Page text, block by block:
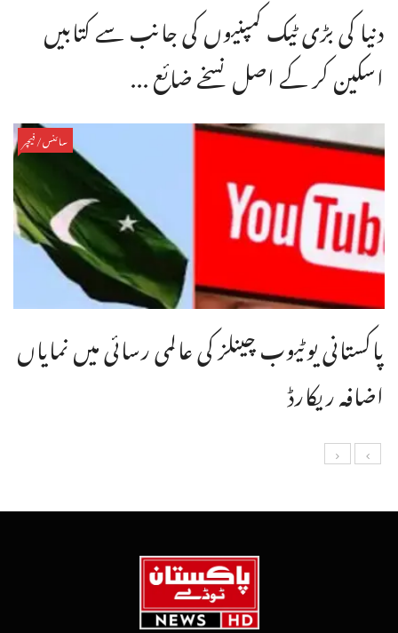
دنیا کی بڑی ٹیک کمپنیوں کی جانب سے کتابیں
اسکین کر کے اصل نسخے ضائع ...
سائنس/فیچر
پاکستانی یوٹیوب چینلز کی عالمی رسائی میں نمایاں
اضافہ ریکارڈ